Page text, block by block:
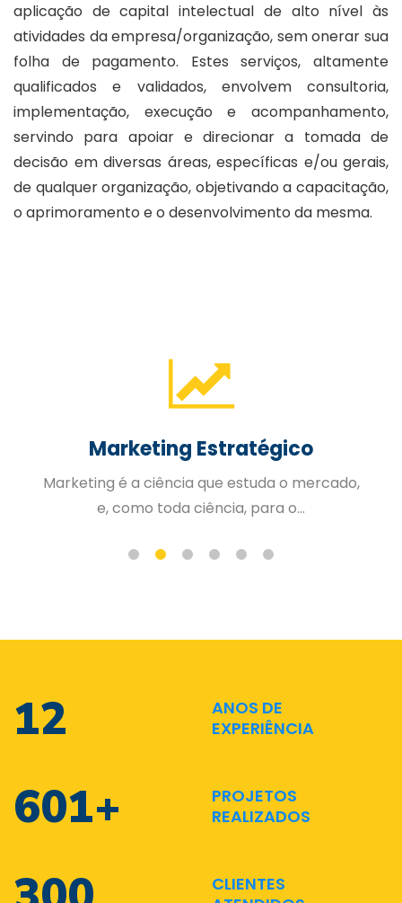
aplicação de capital intelectual de alto nível às
atividades da empresa/organização, sem onerar sua
folha de pagamento. Estes serviços, altamente
qualificados e validados, envolvem consultoria,
implementação, execução e acompanhamento,
servindo para apoiar e direcionar a tomada de
decisão em diversas áreas, específicas e/ou gerais,
de qualquer organização, objetivando a capacitação,
o aprimoramento e o desenvolvimento da mesma.
Gestão de Pessoas
A Gestão Estratégica de Pessoas trabalhada
de forma organizada e planejad...
17
ANOS DE
EXPERIÊNCIA
874+
PROJETOS
REALIZADOS
CLIENTES